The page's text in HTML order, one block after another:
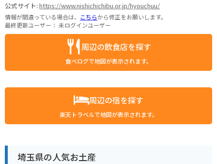
公式サイト:https://www.nishichichibu.or.jp/hyouchuu/
情報が間違っている場合は、 こちらから修正をお願いします。
最終更新ユーザー： 未ログインユーザー
周辺の飲食店を探す
食べログで地図が表示されます。
周辺の宿を探す
楽天トラベルで地図が表示されます。
埼玉県の人気お土産